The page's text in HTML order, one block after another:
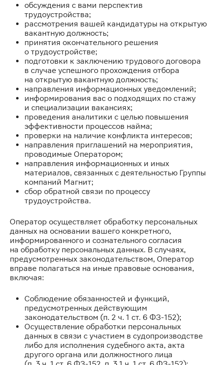
обсуждения с вами перспектив
трудоустройства;
рассмотрения вашей кандидатуры на открытую
вакантную должность;
принятия окончательного решения
о трудоустройстве;
подготовки к заключению трудового договора
в случае успешного прохождения отбора
на открытую вакантную должность;
направления информационных уведомлений;
информирования вас о подходящих по стажу
и специализации вакансиях;
проведения аналитики с целью повышения
эффективности процессов найма;
проверки на наличие конфликта интересов;
направления приглашений на мероприятия,
проводимые Оператором;
направления информационных и иных
материалов, связанных с деятельностью Группы
компаний Магнит;
сбор обратной связи по процессу
трудоустройства.
Оператор осуществляет обработку персональных
данных на основании вашего конкретного,
информированного и сознательного согласия
на обработку персональных данных. В случаях,
предусмотренных законодательством, Оператор
вправе полагаться на иные правовые основания,
включая:
Соблюдение обязанностей и функций,
предусмотренных действующим
законодательством (п. 2 ч. 1 ст. 6 ФЗ-152);
Осуществление обработки персональных
данных в связи с участием в судопроизводстве
либо для исполнения судебного акта, акта
другого органа или должностного лица